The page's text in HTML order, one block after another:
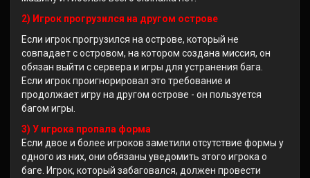
2) Игрок прогрузился на другом острове
Если игрок прогрузился на острове, который не
совпадает с островом, на котором создана миссия, он
обязан выйти с сервера и игры для устранения бага.
Если игрок проигнорировал это требование и
продолжает игру на другом острове - он пользуется
багом игры.
3) У игрока пропала форма
Если двое и более игроков заметили отсутствие формы у
одного из них, они обязаны уведомить этого игрока о
баге. Игрок, который забаговался, должен провести